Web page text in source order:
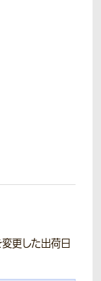
変更した出荷日